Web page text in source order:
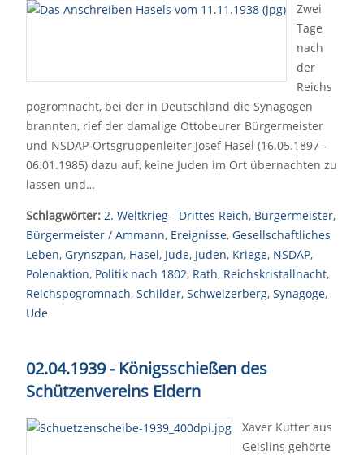
Zwei
Tage
nach
der
Reichs
pogromnacht, bei der in Deutschland die Synagogen
brannten, rief der damalige Ottobeurer Bürgermeister
und NSDAP-Ortsgruppenleiter Josef Hasel (16.05.1897 -
06.01.1985) dazu auf, keine Juden im Ort übernachten zu
lassen und…
Schlagwörter: 2. Weltkrieg - Drittes Reich, Bürgermeister,
Bürgermeister / Ammann, Ereignisse, Gesellschaftliches
Leben, Grynszpan, Hasel, Jude, Juden, Kriege, NSDAP,
Polenaktion, Politik nach 1802, Rath, Reichskristallnacht,
Reichspogromnach, Schilder, Schweizerberg, Synagoge,
Ude
02.04.1939 - Königsschießen des
Schützenvereins Eldern
Xaver Kutter aus
Geislins gehörte